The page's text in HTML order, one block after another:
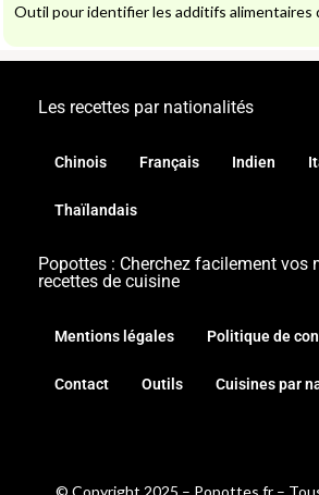
Outil pour identifier les additifs alimentaires
Les recettes par nationalités
Chinois Français Indien
Thaïlandais
Popottes : Cherchez facilement vos
recettes de cuisine
Mentions légales Politique de
Contact Outils Cuisines par
© Copyright 2025 – Popottes.fr –